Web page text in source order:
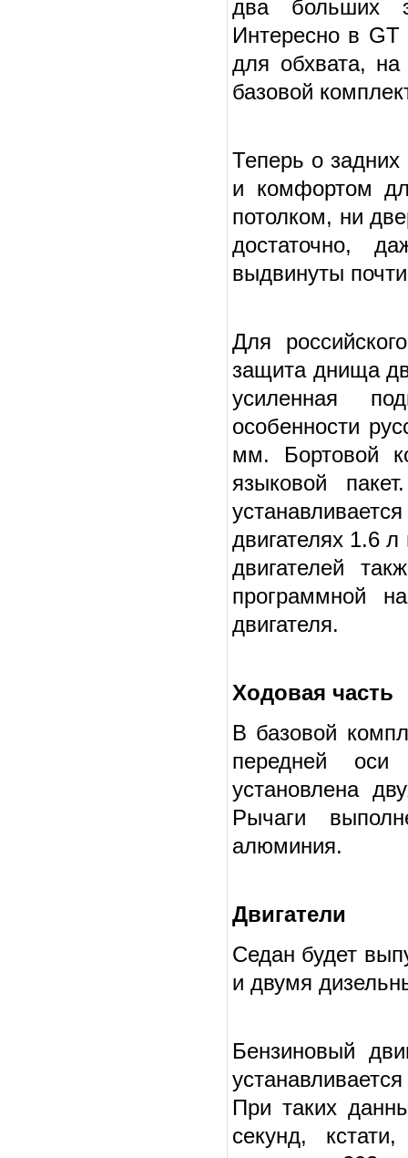
два больших
Интересно в
для обхвата,
базовой
Теперь о
и комфортом
потолком, ни
достаточно,
выдвинуты
Для
защита днища
усиленная
особенности
мм. Бортовой
языковой
двигателях 1.6
двигателей
программной
двигателя.
Ходовая часть
В базовой
передней
установлена
Рычаги
алюминия.
Двигатели
Седан будет
и двумя
Бензиновый
При таких
секунд,